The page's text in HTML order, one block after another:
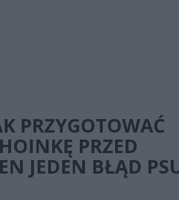
PRZYGOTOWAĆ
PRZED
JEDEN BŁĄD